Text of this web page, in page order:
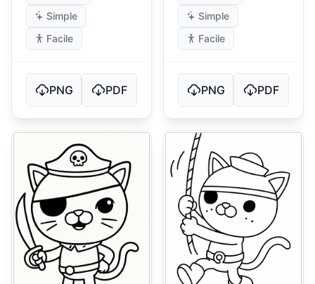
Simple
Facile
PNG PDF
Simple
Facile
PNG PDF